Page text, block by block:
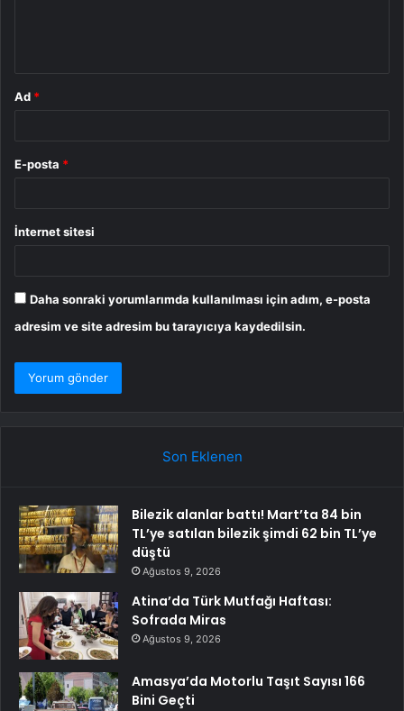
Ad *
E-posta *
İnternet sitesi
Daha sonraki yorumlarımda kullanılması için adım, e-posta
adresim ve site adresim bu tarayıcıya kaydedilsin.
Son Eklenen
Bilezik alanlar battı! Mart’ta 84 bin
TL’ye satılan bilezik şimdi 62 bin TL’ye
düştü
Ağustos 9, 2026
Atina’da Türk Mutfağı Haftası:
Sofrada Miras
Ağustos 9, 2026
Amasya’da Motorlu Taşıt Sayısı 166
Bini Geçti